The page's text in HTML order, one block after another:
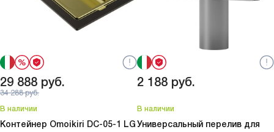
29 888 руб.
34 288руб.
В наличии
Контейнер Omoikiri DC-05-1 LG
2 188 руб.
В наличии
Универсальный перелив для